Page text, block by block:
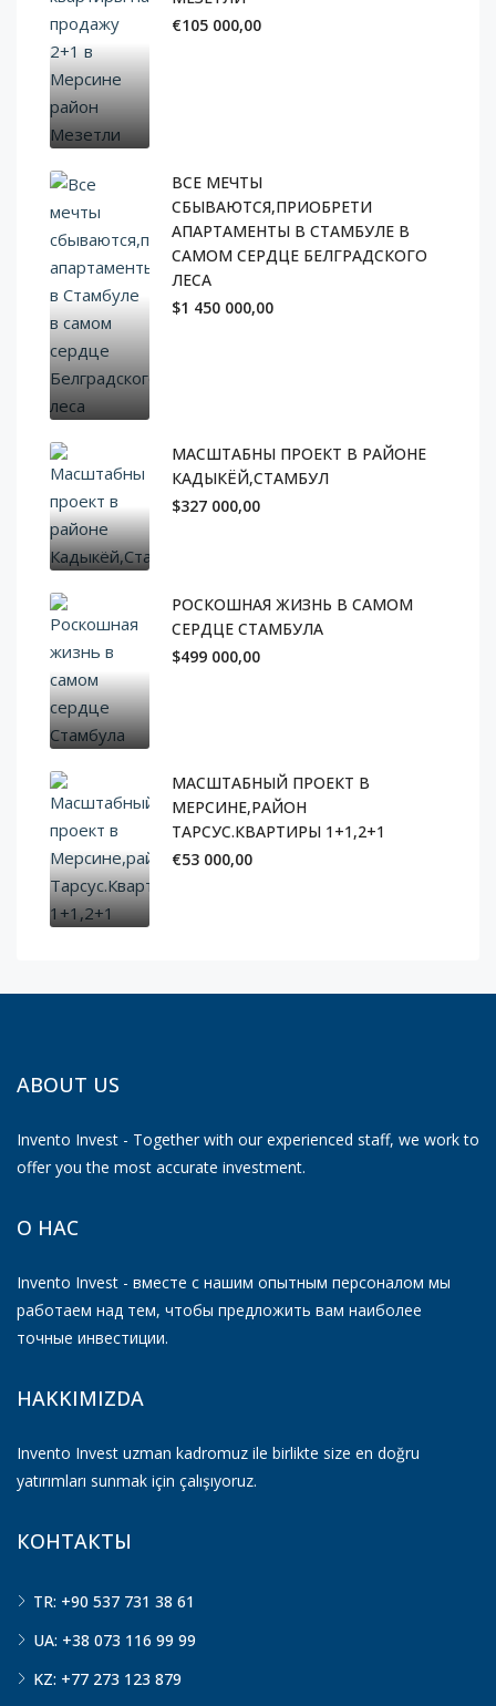
€105 000,00
ВСЕ МЕЧТЫ
СБЫВАЮТСЯ,ПРИОБРЕТИ
АПАРТАМЕНТЫ В СТАМБУЛЕ В
САМОМ СЕРДЦЕ БЕЛГРАДСКОГО
ЛЕСА
$1 450 000,00
МАСШТАБНЫ ПРОЕКТ В РАЙОНЕ
КАДЫКЁЙ,СТАМБУЛ
$327 000,00
РОСКОШНАЯ ЖИЗНЬ В САМОМ
СЕРДЦЕ СТАМБУЛА
$499 000,00
МАСШТАБНЫЙ ПРОЕКТ В
МЕРСИНЕ,РАЙОН
ТАРСУС.КВАРТИРЫ 1+1,2+1
€53 000,00
ABOUT US
Invento Invest - Together with our experienced staff, we work to
offer you the most accurate investment.
О НАС
Invento Invest - вместе с нашим опытным персоналом мы
работаем над тем, чтобы предложить вам наиболее
точные инвестиции.
HAKKIMIZDA
Invento Invest uzman kadromuz ile birlikte size en doğru
yatırımları sunmak için çalışıyoruz.
КОНТАКТЫ
TR: +90 537 731 38 61
UA: +38 073 116 99 99
KZ: +77 273 123 879